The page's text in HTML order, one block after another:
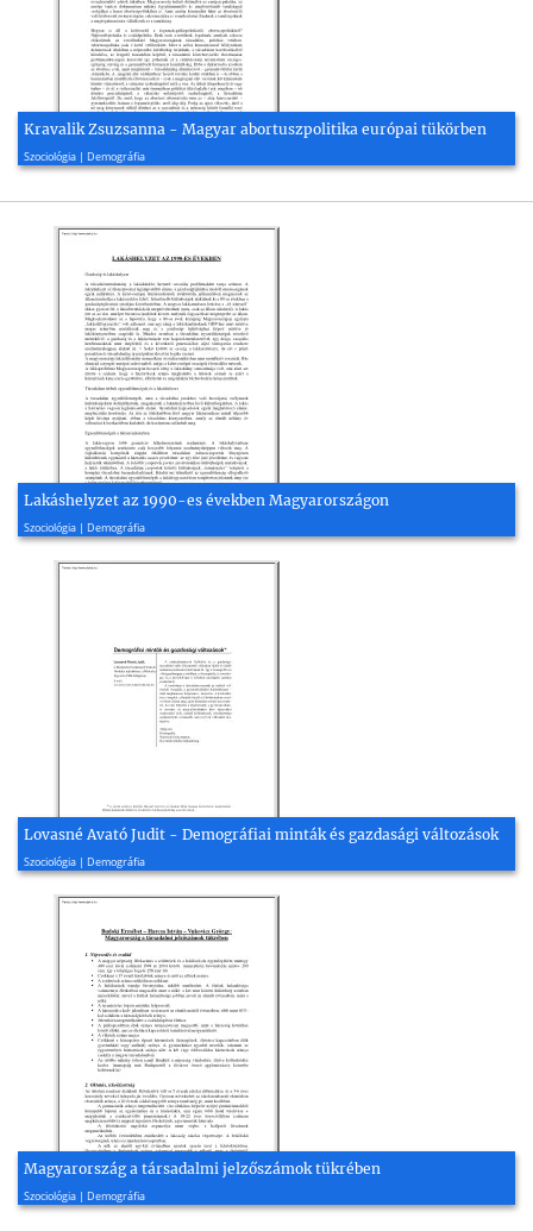
Kravalik Zsuzsanna - Magyar abortuszpolitika európai tükörben
Szociológia | Demográfia
2003, 8 oldal
Lakáshelyzet az 1990-es években Magyarországon
Szociológia | Demográfia
2009, 4 oldal
Lovasné Avató Judit - Demográfiai minták és gazdasági változások
Szociológia | Demográfia
2012, 22 oldal
Magyarország a társadalmi jelzőszámok tükrében
Szociológia | Demográfia
2005, 4 oldal